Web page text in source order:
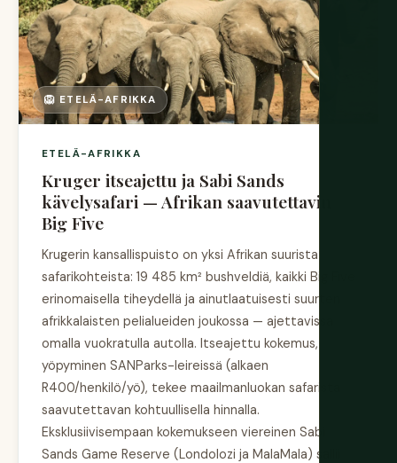
🦁 ETELÄ-AFRIKKA
ETELÄ-AFRIKKA
Kruger itseajettu ja Sabi Sands
kävelysafari — Afrikan saavutettavin
Big Five
Krugerin kansallispuisto on yksi Afrikan suurista
safarikohteista: 19 485 km² bushveldiä, kaikki Big Five
erinomaisella tiheydellä ja ainutlaatuisesti suurten
afrikkalaisten pelialueiden joukossa — ajettavissa
omalla vuokratulla autolla. Itseajettu kokemus,
yöpyminen SANParks-leireissä (alkaen
R400/henkilö/yö), tekee maailmanluokan safarista
saavutettavan kohtuullisella hinnalla.
Eksklusiivisempaan kokemukseen viereinen Sabi
Sands Game Reserve (Londolozi ja MalaMala) sallii